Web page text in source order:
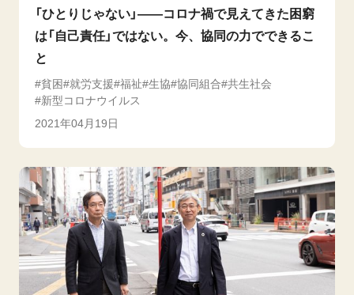
「ひとりじゃない」――コロナ禍で見えてきた困窮
は「自己責任」ではない。今、協同の力でできるこ
と
貧困 就労支援 福祉 生協 協同組合 共生社会
新型コロナウイルス
2021年04月19日